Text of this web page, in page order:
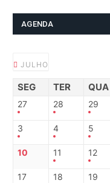
AGENDA
JULHO
SEG TER QUA
27 28 29
3 4 5
10 11 12
17 18 19